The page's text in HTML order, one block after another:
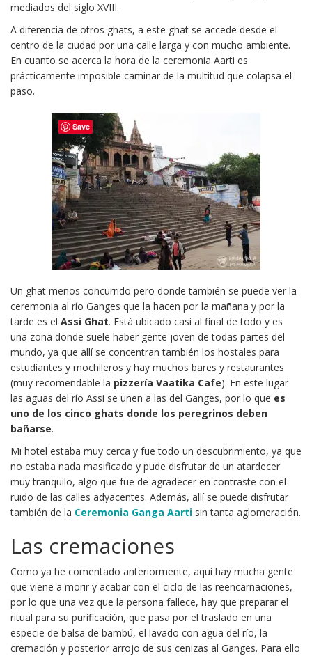
mediados del siglo XVIII.
A diferencia de otros ghats, a este ghat se accede desde el
centro de la ciudad por una calle larga y con mucho ambiente.
En cuanto se acerca la hora de la ceremonia Aarti es
prácticamente imposible caminar de la multitud que colapsa el
paso.
Un ghat menos concurrido pero donde también se puede ver la
ceremonia al río Ganges que la hacen por la mañana y por la
tarde es el Assi Ghat. Está ubicado casi al final de todo y es
una zona donde suele haber gente joven de todas partes del
mundo, ya que allí se concentran también los hostales para
estudiantes y mochileros y hay muchos bares y restaurantes
(muy recomendable la pizzería Vaatika Cafe). En este lugar
las aguas del río Assi se unen a las del Ganges, por lo que es
uno de los cinco ghats donde los peregrinos deben
bañarse.
Mi hotel estaba muy cerca y fue todo un descubrimiento, ya que
no estaba nada masificado y pude disfrutar de un atardecer
muy tranquilo, algo que fue de agradecer en contraste con el
ruido de las calles adyacentes. Además, allí se puede disfrutar
también de la Ceremonia Ganga Aarti sin tanta aglomeración.
Las cremaciones
Como ya he comentado anteriormente, aquí hay mucha gente
que viene a morir y acabar con el ciclo de las reencarnaciones,
por lo que una vez que la persona fallece, hay que preparar el
ritual para su purificación, que pasa por el traslado en una
especie de balsa de bambú, el lavado con agua del río, la
cremación y posterior arrojo de sus cenizas al Ganges. Para ello
Save